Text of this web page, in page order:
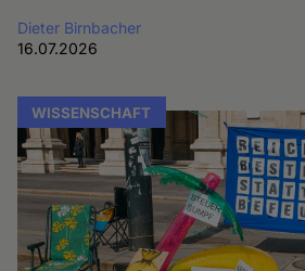
Dieter Birnbacher
16.07.2026
WISSENSCHAFT